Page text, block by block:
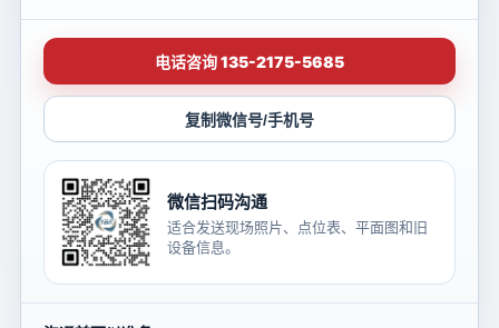
电话咨询 135-2175-5685
复制微信号/手机号
微信扫码沟通
适合发送现场照片、点位表、平面图和旧
设备信息。